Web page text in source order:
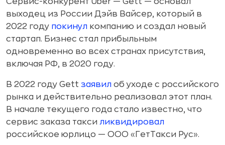
выходец из России Дэйв Вайсер, который в
2022 году покинул компанию и создал новый
стартап. Бизнес стал прибыльным
одновременно во всех странах присутствия,
включая РФ, в 2020 году.
В 2022 году Gett заявил об уходе с российского
рынка и действительно реализовал этот план.
В начале текущего года стало известно, что
сервис заказа такси ликвидировал
российское юрлицо — ООО «ГетТакси Рус».